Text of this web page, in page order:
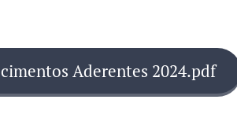
Aderentes 2024.pdf